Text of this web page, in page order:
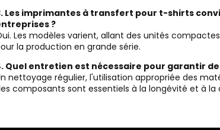
Les imprimantes à transfert pour t-shirts
?
Les modèles varient, allant des unités
la production en grande série.
Quel entretien est nécessaire pour garantir
nettoyage régulier, l'utilisation appropriée des
composants sont essentiels à la longévité et à la